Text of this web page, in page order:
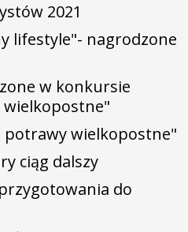
2021
lifestyle"- nagrodzone
w konkursie
wielkopostne"
potrawy wielkopostne"
ciąg dalszy
do